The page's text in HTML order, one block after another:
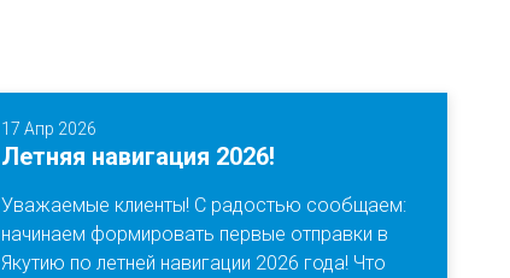
17 Апр 2026
Летняя навигация 2026!
Уважаемые клиенты! С радостью сообщаем:
начинаем формировать первые отправки в
Якутию по летней навигации 2026 года! Что